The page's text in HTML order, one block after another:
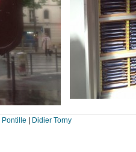
Pontille Didier Torny